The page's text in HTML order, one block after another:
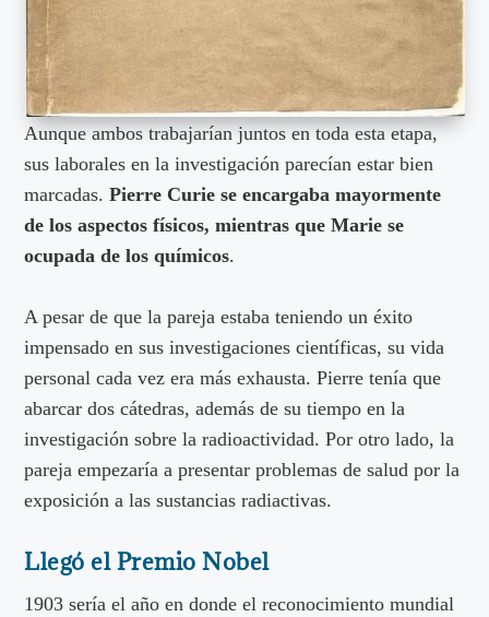
Aunque ambos trabajarían juntos en toda esta etapa,
sus laborales en la investigación parecían estar bien
marcadas.Pierre Curie se encargaba mayormente
de los aspectos físicos, mientras que Marie se
ocupada de los químicos.
A pesar de que la pareja estaba teniendo un éxito
impensado en sus investigaciones científicas, su vida
personal cada vez era más exhausta. Pierre tenía que
abarcar dos cátedras, además de su tiempo en la
investigación sobre la radioactividad. Por otro lado, la
pareja empezaría a presentar problemas de salud por la
exposición a las sustancias radiactivas.
Llegó el Premio Nobel
1903 sería el año en donde el reconocimiento mundial